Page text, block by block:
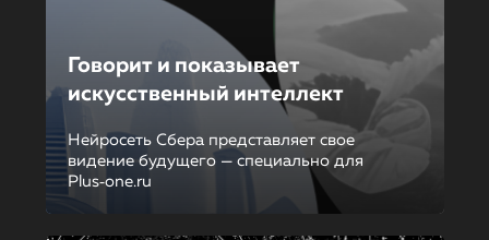
Говорит и показывает
искусственный интеллект
Нейросеть Сбера представляет свое
видение будущего — специально для
Plus‑one.ru